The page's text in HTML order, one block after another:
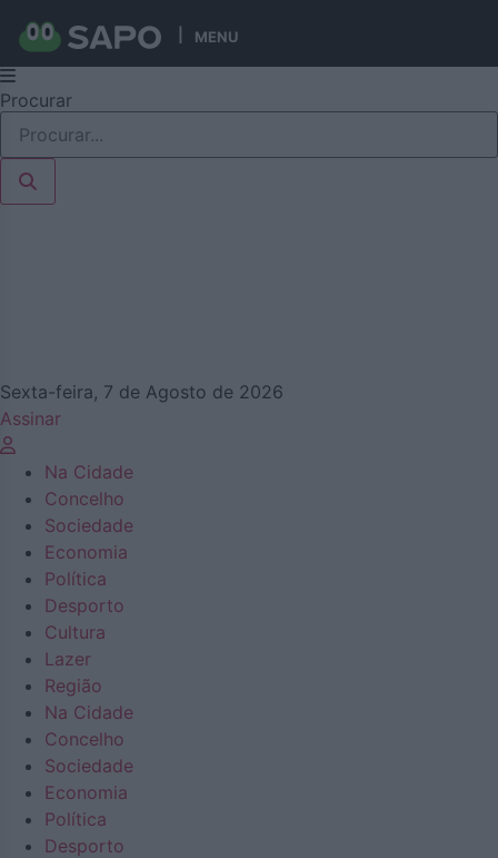
MENU
Pular
para
conteúdo
Procurar
Sexta-feira, 7 de Agosto de 2026
Assinar
Na Cidade
Concelho
Sociedade
Economia
Política
Desporto
Cultura
Lazer
Região
Na Cidade
Concelho
Sociedade
Economia
Política
Desporto